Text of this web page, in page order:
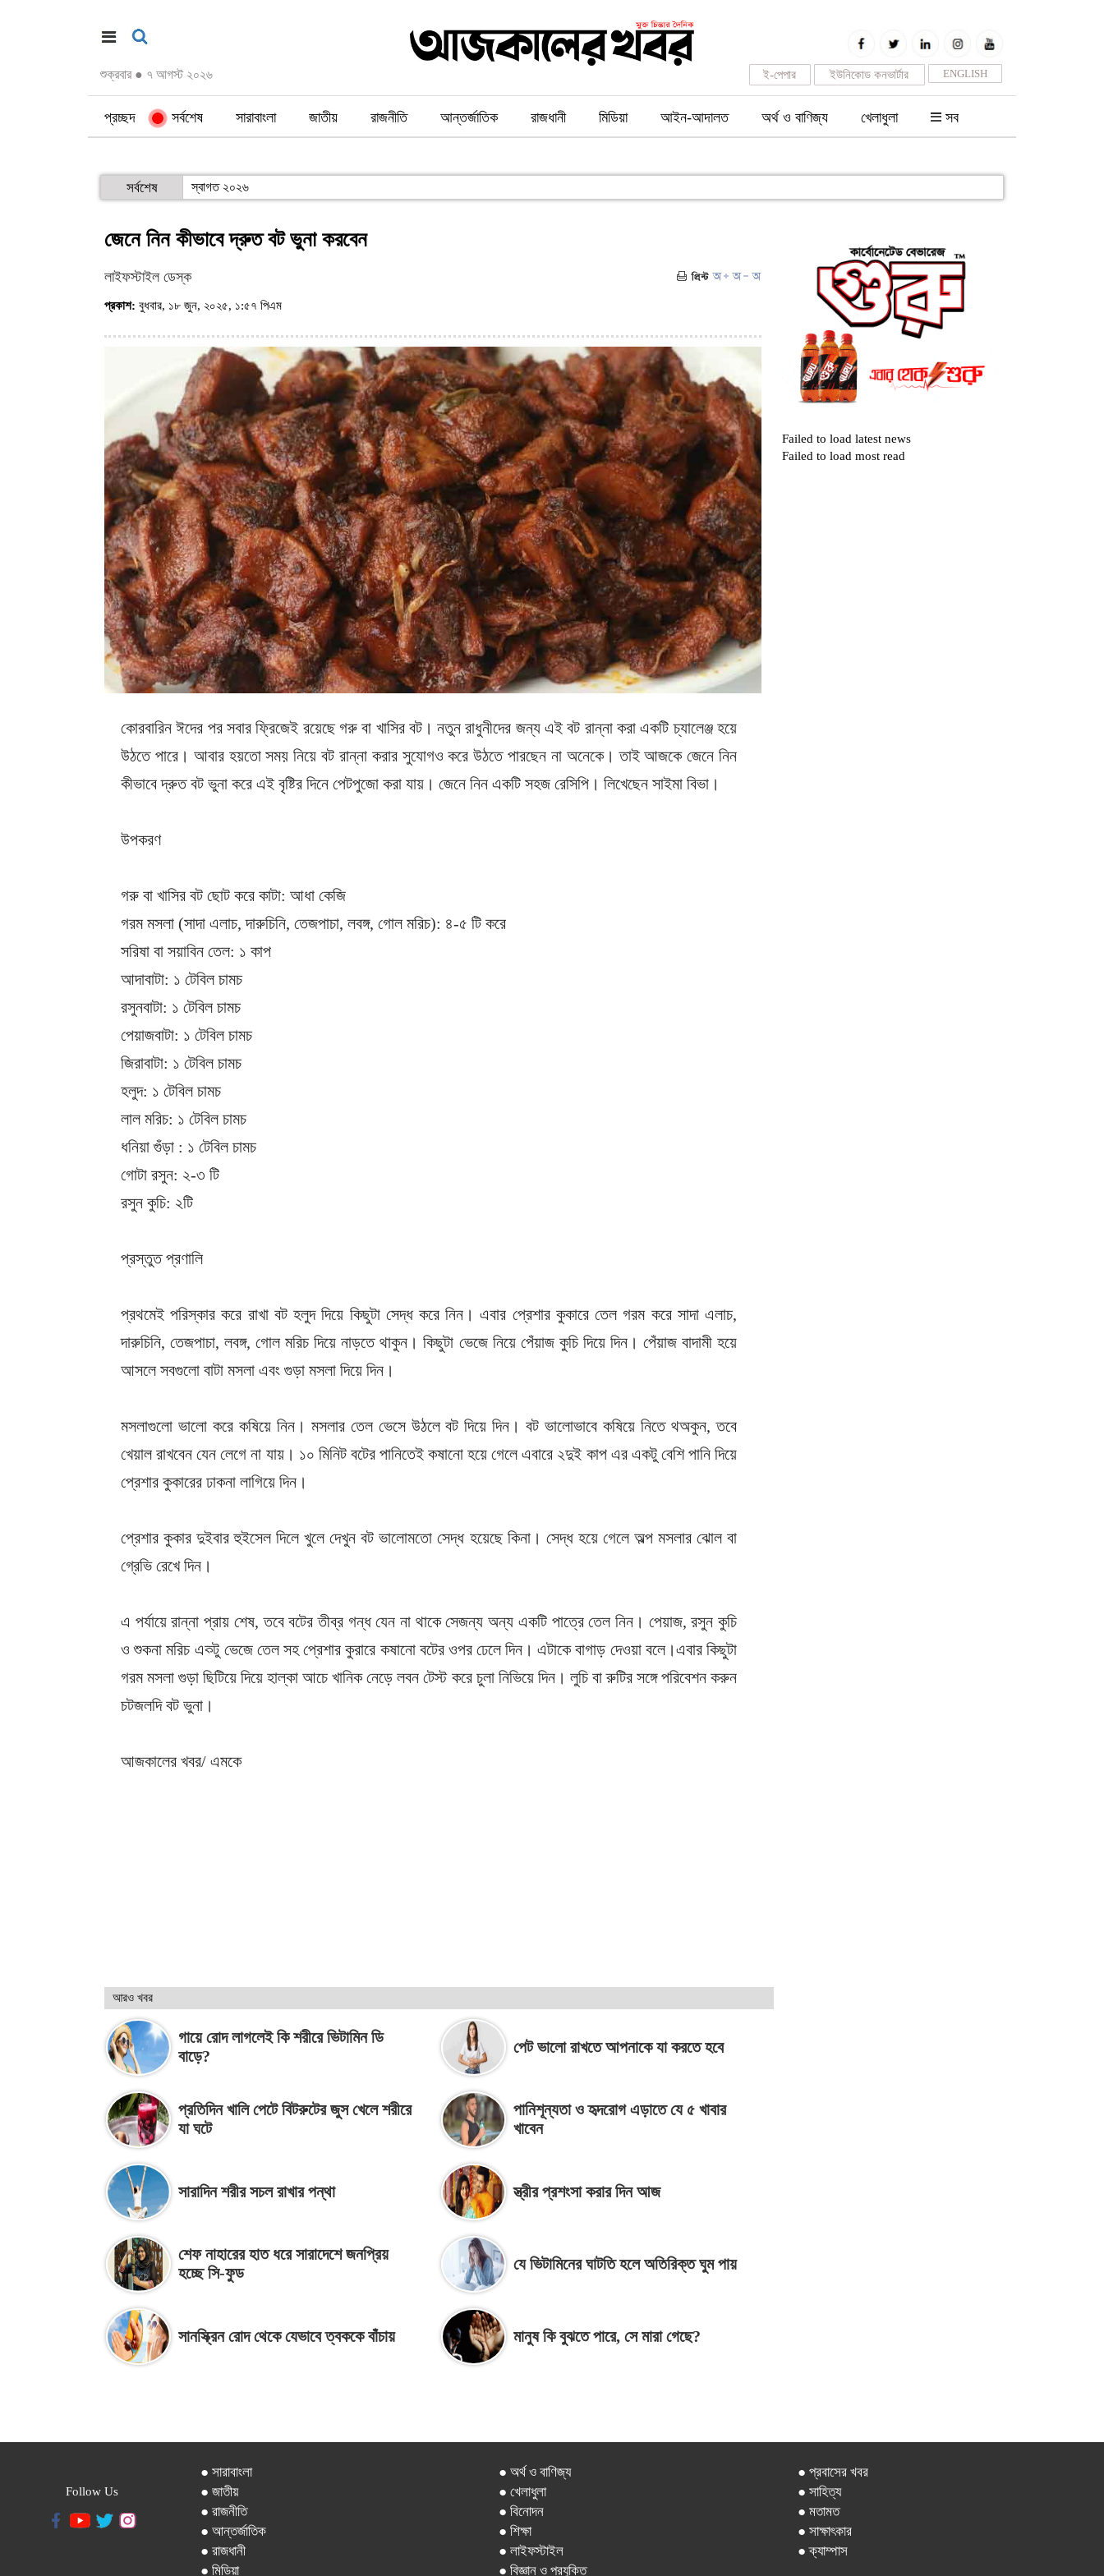
শুক্রবার ● ৭ আগস্ট ২০২৬ ENGLISH
ইউনিকোড কনভার্টার
ই-পেপার
প্রচ্ছদ সর্বশেষ সারাবাংলা জাতীয় রাজনীতি আন্তর্জাতিক রাজধানী মিডিয়া আইন-আদালত অর্থ ও বাণিজ্য খেলাধুলা সব
সর্বশেষ স্বাগত ২০২৬
জেনে নিন কীভাবে দ্রুত বট ভুনা করবেন
লাইফস্টাইল ডেস্ক
প্রকাশ: বুধবার, ১৮ জুন, ২০২৫, ১:৫৭ পিএম
কোরবারিন ঈদের পর সবার ফ্রিজেই রয়েছে গরু বা খাসির বট। নতুন রাধুনীদের জন্য এই বট রান্না করা একটি চ্যালেঞ্জ হয়ে
উঠতে পারে। আবার হয়তো সময় নিয়ে বট রান্না করার সুযোগও করে উঠতে পারছেন না অনেকে। তাই আজকে জেনে নিন
কীভাবে দ্রুত বট ভুনা করে এই বৃষ্টির দিনে পেটপুজো করা যায়। জেনে নিন একটি সহজ রেসিপি। লিখেছেন সাইমা বিভা।
উপকরণ
গরু বা খাসির বট ছোট করে কাটা: আধা কেজি
গরম মসলা (সাদা এলাচ, দারুচিনি, তেজপাচা, লবঙ্গ, গোল মরিচ): ৪-৫ টি করে
সরিষা বা সয়াবিন তেল: ১ কাপ
আদাবাটা: ১ টেবিল চামচ
রসুনবাটা: ১ টেবিল চামচ
পেয়াজবাটা: ১ টেবিল চামচ
জিরাবাটা: ১ টেবিল চামচ
হলুদ: ১ টেবিল চামচ
লাল মরিচ: ১ টেবিল চামচ
ধনিয়া গুঁড়া : ১ টেবিল চামচ
গোটা রসুন: ২-৩ টি
রসুন কুচি: ২টি
প্রস্তুত প্রণালি
প্রথমেই পরিস্কার করে রাখা বট হলুদ দিয়ে কিছুটা সেদ্ধ করে নিন। এবার প্রেশার কুকারে তেল গরম করে সাদা এলাচ,
দারুচিনি, তেজপাচা, লবঙ্গ, গোল মরিচ দিয়ে নাড়তে থাকুন। কিছুটা ভেজে নিয়ে পেঁয়াজ কুচি দিয়ে দিন। পেঁয়াজ বাদামী হয়ে
আসলে সবগুলো বাটা মসলা এবং গুড়া মসলা দিয়ে দিন।
মসলাগুলো ভালো করে কষিয়ে নিন। মসলার তেল ভেসে উঠলে বট দিয়ে দিন। বট ভালোভাবে কষিয়ে নিতে থঅকুন, তবে
খেয়াল রাখবেন যেন লেগে না যায়। ১০ মিনিট বটের পানিতেই কষানো হয়ে গেলে এবারে ২দুই কাপ এর একটু বেশি পানি দিয়ে
প্রেশার কুকারের ঢাকনা লাগিয়ে দিন।
প্রেশার কুকার দুইবার হুইসেল দিলে খুলে দেখুন বট ভালোমতো সেদ্ধ হয়েছে কিনা। সেদ্ধ হয়ে গেলে অল্প মসলার ঝোল বা
গ্রেভি রেখে দিন।
এ পর্যায়ে রান্না প্রায় শেষ, তবে বটের তীব্র গন্ধ যেন না থাকে সেজন্য অন্য একটি পাত্রে তেল নিন। পেয়াজ, রসুন কুচি
ও শুকনা মরিচ একটু ভেজে তেল সহ প্রেশার কুরারে কষানো বটের ওপর ঢেলে দিন। এটাকে বাগাড় দেওয়া বলে।এবার কিছুটা
গরম মসলা গুড়া ছিটিয়ে দিয়ে হাল্কা আচে খানিক নেড়ে লবন টেস্ট করে চুলা নিভিয়ে দিন। লুচি বা রুটির সঙ্গে পরিবেশন করুন
চটজলদি বট ভুনা।
আজকালের খবর/ এমকে
আরও খবর
গায়ে রোদ লাগলেই কি শরীরে ভিটামিন ডি
বাড়ে?
পেট ভালো রাখতে আপনাকে যা করতে হবে
প্রতিদিন খালি পেটে বিটরুটের জুস খেলে শরীরে
যা ঘটে
পানিশূন্যতা ও হৃদরোগ এড়াতে যে ৫ খাবার
খাবেন
সারাদিন শরীর সচল রাখার পন্থা স্ত্রীর প্রশংসা করার দিন আজ
শেফ নাহারের হাত ধরে সারাদেশে জনপ্রিয়
হচ্ছে সি-ফুড
যে ভিটামিনের ঘাটতি হলে অতিরিক্ত ঘুম পায়
সানস্ক্রিন রোদ থেকে যেভাবে ত্বককে বাঁচায় মানুষ কি বুঝতে পারে, সে মারা গেছে?
Failed to load latest news
Failed to load most read
Follow Us
● সারাবাংলা
● জাতীয়
● রাজনীতি
● আন্তর্জাতিক
● রাজধানী
● মিডিয়া
● অর্থ ও বাণিজ্য
● খেলাধুলা
● বিনোদন
● শিক্ষা
● লাইফস্টাইল
● বিজ্ঞান ও প্রযুক্তি
● প্রবাসের খবর
● সাহিত্য
● মতামত
● সাক্ষাৎকার
● ক্যাম্পাস